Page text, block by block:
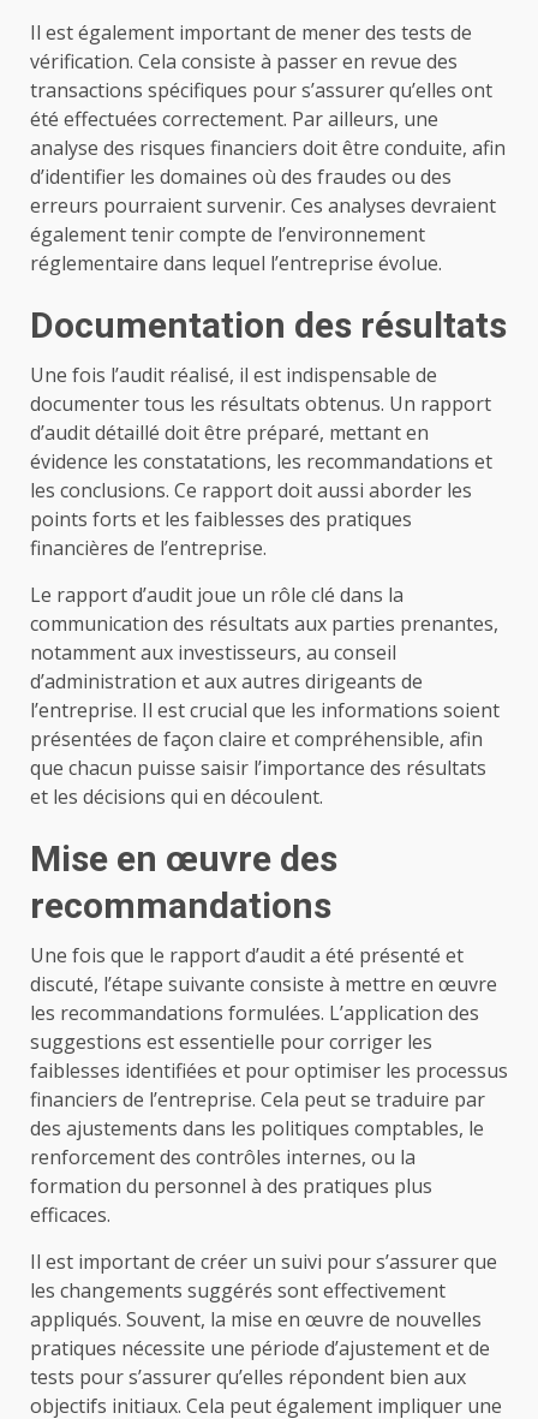
Il est également important de mener des tests de
vérification. Cela consiste à passer en revue des
transactions spécifiques pour s’assurer qu’elles ont
été effectuées correctement. Par ailleurs, une
analyse des risques financiers doit être conduite, afin
d’identifier les domaines où des fraudes ou des
erreurs pourraient survenir. Ces analyses devraient
également tenir compte de l’environnement
réglementaire dans lequel l’entreprise évolue.
Documentation des résultats
Une fois l’audit réalisé, il est indispensable de
documenter tous les résultats obtenus. Un rapport
d’audit détaillé doit être préparé, mettant en
évidence les constatations, les recommandations et
les conclusions. Ce rapport doit aussi aborder les
points forts et les faiblesses des pratiques
financières de l’entreprise.
Le rapport d’audit joue un rôle clé dans la
communication des résultats aux parties prenantes,
notamment aux investisseurs, au conseil
d’administration et aux autres dirigeants de
l’entreprise. Il est crucial que les informations soient
présentées de façon claire et compréhensible, afin
que chacun puisse saisir l’importance des résultats
et les décisions qui en découlent.
Mise en œuvre des
recommandations
Une fois que le rapport d’audit a été présenté et
discuté, l’étape suivante consiste à mettre en œuvre
les recommandations formulées. L’application des
suggestions est essentielle pour corriger les
faiblesses identifiées et pour optimiser les processus
financiers de l’entreprise. Cela peut se traduire par
des ajustements dans les politiques comptables, le
renforcement des contrôles internes, ou la
formation du personnel à des pratiques plus
efficaces.
Il est important de créer un suivi pour s’assurer que
les changements suggérés sont effectivement
appliqués. Souvent, la mise en œuvre de nouvelles
pratiques nécessite une période d’ajustement et de
tests pour s’assurer qu’elles répondent bien aux
objectifs initiaux. Cela peut également impliquer une